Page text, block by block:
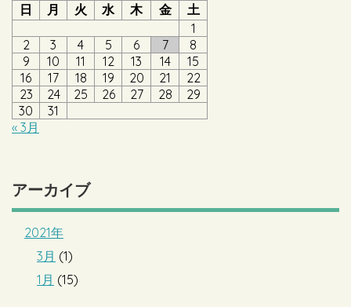
日
月 火 水 木 金
土
1
2
3 4 5 6 7
8
9
10 11 12 13 14
15
16
17 18 19 20 21
22
23
24 25 26 27 28
29
30
31
« 3月
アーカイブ
2021年
3月 (1)
1月 (15)